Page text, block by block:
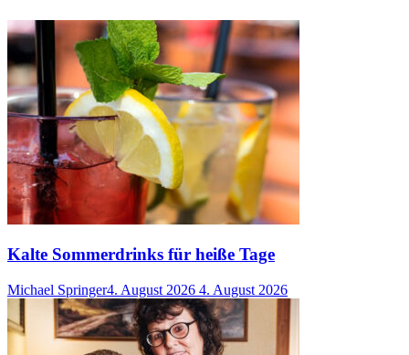
Kalte Sommerdrinks für heiße Tage
Michael Springer4. August 2026 4. August 2026